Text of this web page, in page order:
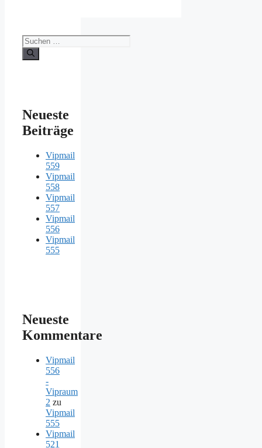
Suche
nach:
Neueste
Beiträge
Vipmail
559
Vipmail
558
Vipmail
557
Vipmail
556
Vipmail
555
Neueste
Kommentare
Vipmail
556
-
Vipraum
2 zu
Vipmail
555
Vipmail
521